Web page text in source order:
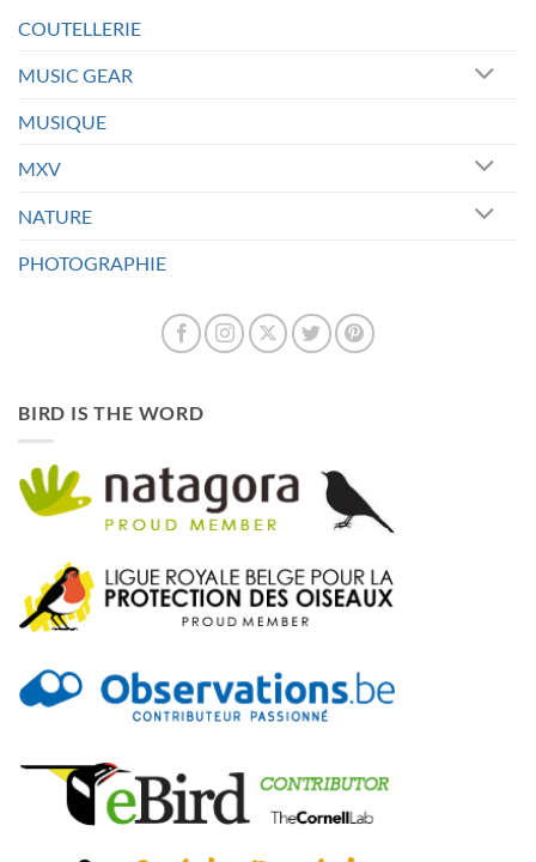
COUTELLERIE
MUSIC GEAR
MUSIQUE
MXV
NATURE
PHOTOGRAPHIE
BIRD IS THE WORD